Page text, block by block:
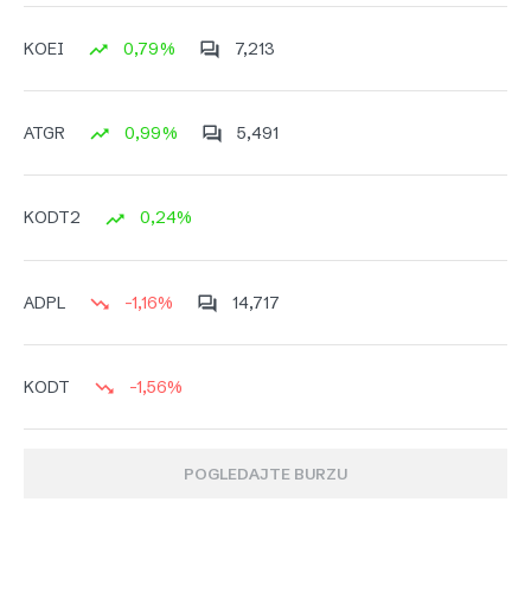
KOEI 0,79% 7,213
ATGR 0,99% 5,491
KODT2 0,24%
ADPL -1,16% 14,717
KODT -1,56%
POGLEDAJTE BURZU